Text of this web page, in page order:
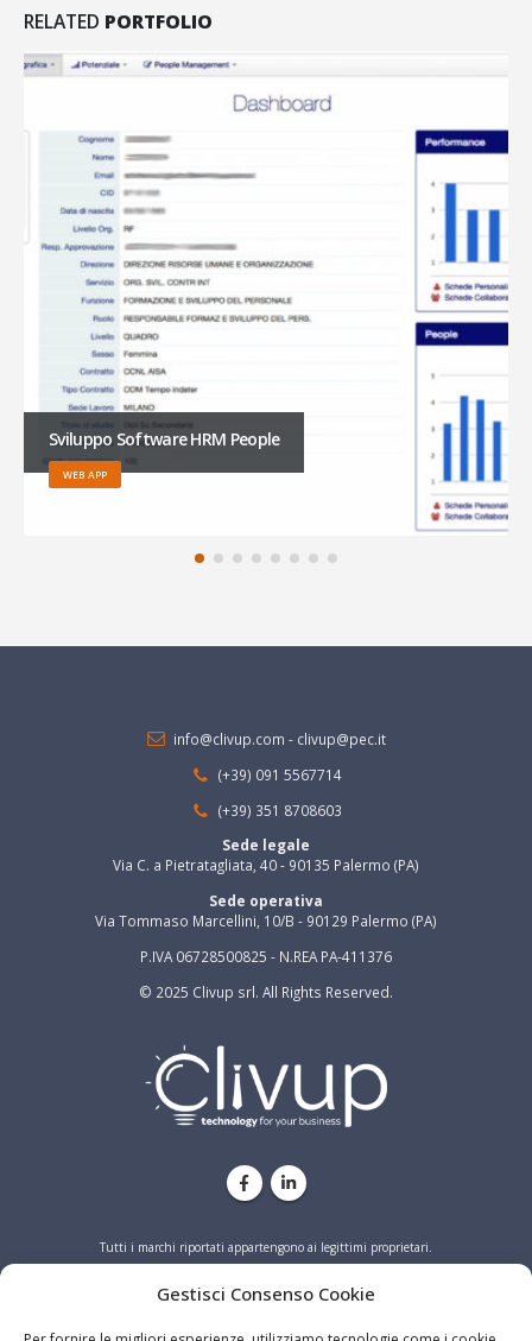
Gestisci Consenso Cookie
RELATED PORTFOLIO
Sviluppo Software HRM People
WEB APP
info@clivup.com - clivup@pec.it
(+39) 091 5567714
(+39) 351 8708603
Sede legale
Via C. a Pietratagliata, 40 - 90135 Palermo (PA)
Sede operativa
Via Tommaso Marcellini, 10/B - 90129 Palermo (PA)
P.IVA 06728500825 - N.REA PA-411376
© 2025 Clivup srl. All Rights Reserved.
Tutti i marchi riportati appartengono ai legittimi proprietari.
PRIVACY